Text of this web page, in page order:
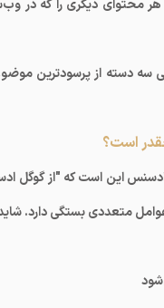
هر محتوای دیگری را که در
سه دسته از پرسودترین
است؟
ادسنس این است که "از
متعددی بستگی دارد.